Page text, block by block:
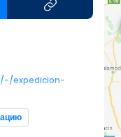
expedicion-
carpa royal, barbo,
lucioperca y boga
también se